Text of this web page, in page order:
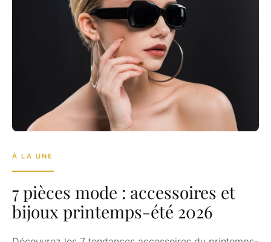
À LA UNE
7 pièces mode : accessoires et
bijoux printemps-été 2026